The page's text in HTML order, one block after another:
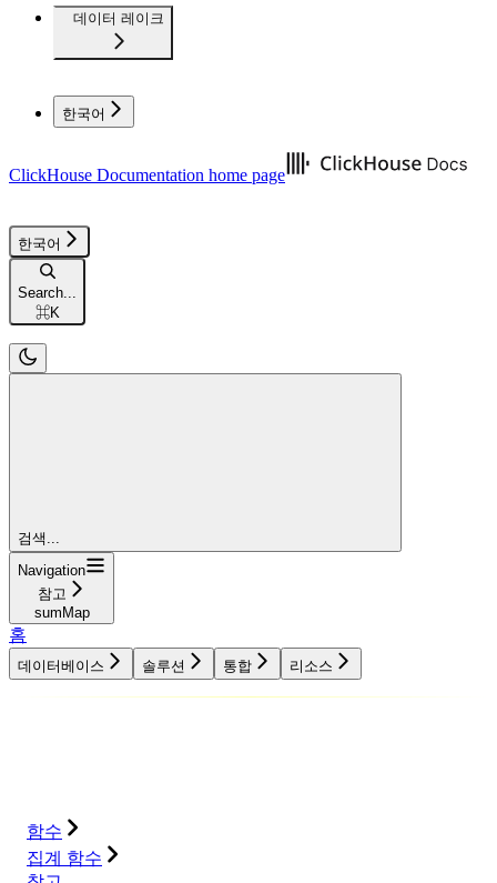
데이터 레이크
한국어
ClickHouse Documentation home page
한국어
Search...
⌘K
검색...
Navigation
참고
sumMap
홈
데이터베이스 솔루션 통합 리소스
함수
집계 함수